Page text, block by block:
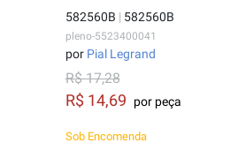
582560B | 582560B
pleno-5523400041
por Pial Legrand
R$ 17,28
R$ 14,69 por peça
Sob Encomenda